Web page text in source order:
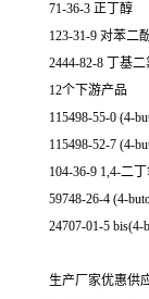
71-36-3 正丁醇
123-31-9 对苯二
2444-82-8 丁基二
12个下游产品
115498-55-0 (4-
115498-52-7 (4-
104-36-9 1,4-二
59748-26-4 (4-
24707-01-5 bis(4-
生产厂家优惠供